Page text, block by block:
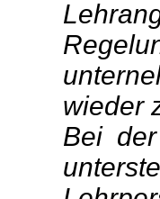
wieder
Bei